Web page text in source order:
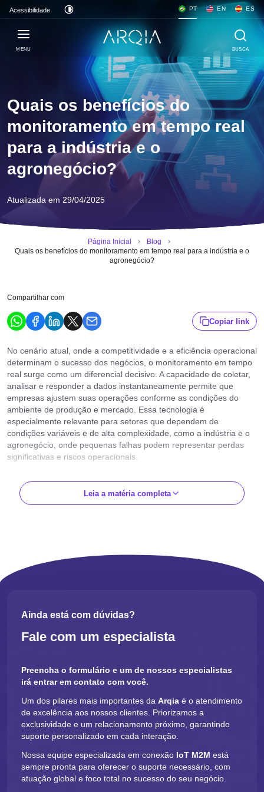
Acessibilidade PT EN ES
MENU BUSCA
Quais os benefícios do
monitoramento em tempo real
para a indústria e o
agronegócio?
Atualizada em 29/04/2025
Página Inicial
Blog
Quais os benefícios do monitoramento em tempo real para a indústria e o
agronegócio?
Compartilhar com
Copiar link
No cenário atual, onde a competitividade e a eficiência operacional
determinam o sucesso dos negócios, o monitoramento em tempo
real surge como um diferencial decisivo. A capacidade de coletar,
analisar e responder a dados instantaneamente permite que
empresas ajustem suas operações conforme as condições do
ambiente de produção e mercado. Essa tecnologia é
especialmente relevante para setores que dependem de
condições variáveis e de alta complexidade, como a indústria e o
agronegócio, onde pequenas falhas podem representar perdas
significativas e riscos operacionais.
comunicação integrados possibilita um fluxo contínuo de
informações, que vão desde a condição das máquinas em uma
real na indústria
Otimização dos processos produtivos
Um dos principais benefícios do monitoramento em tempo real na
indústria é a otimização dos processos produtivos. Com a
performance dos equipamentos e linhas de produção, é possível
identificar gargalos e ineficiências com agilidade. Através da
análise de dados, as empresas conseguem ajustar a velocidade
de produção, programar manutenções preventivas e evitar
paradas não planejadas, garantindo um fluxo contínuo e
reduzindo os índices de falhas.
Leia a matéria completa
Ainda está com dúvidas?
Fale com um especialista
Preencha o formulário e um de nossos especialistas
irá entrar em contato com você.
Um dos pilares mais importantes da Arqia é o atendimento
de excelência aos nossos clientes. Priorizamos a
exclusividade e um relacionamento próximo, garantindo
suporte personalizado em cada interação.
Nossa equipe especializada em conexão IoT M2M está
sempre pronta para oferecer o suporte necessário, com
atuação global e foco total no sucesso do seu negócio.